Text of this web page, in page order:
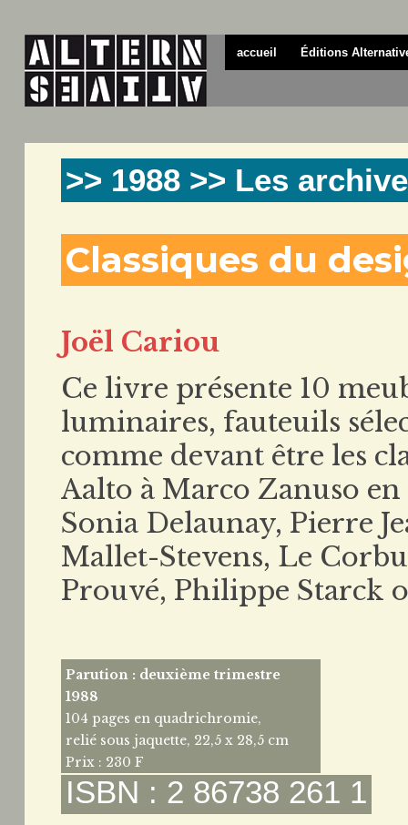
accueil Éditions
>> 1988 >> Les
Classiques du
Joël Cariou
Ce livre présente 10
luminaires, fauteuils
comme devant être les
Aalto à Marco Zanuso
Sonia Delaunay, Pierre
Mallet-Stevens, Le
Prouvé, Philippe Starck
Parution : deuxième trimestre
1988
104 pages en quadrichromie,
relié sous jaquette, 22,5 x 28,5 cm
Prix : 230 F
ISBN : 2 86738 261 1